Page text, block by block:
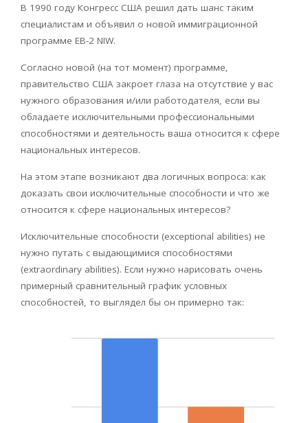
В 1990 году Конгресс США решил дать шанс таким
специалистам и объявил о новой иммиграционной
программе EB-2 NIW.
Согласно новой (на тот момент) программе,
правительство США закроет глаза на отсутствие у вас
нужного образования и/или работодателя, если вы
обладаете исключительными профессиональными
способностями и деятельность ваша относится к сфере
национальных интересов.
На этом этапе возникают два логичных вопроса: как
доказать свои исключительные способности и что же
относится к сфере национальных интересов?
Исключительные способности (exceptional abilities) не
нужно путать с выдающимися способностями
(extraordinary abilities). Если нужно нарисовать очень
примерный сравнительный график условных
способностей, то выглядел бы он примерно так: